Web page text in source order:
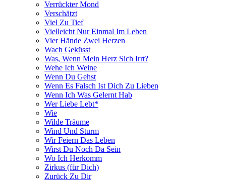
Verrückter Mond
Verschätzt
Viel Zu Tief
Vielleicht Nur Einmal Im Leben
Vier Hände Zwei Herzen
Wach Geküsst
Was, Wenn Mein Herz Sich Irrt?
Wehe Ich Weine
Wenn Du Gehst
Wenn Es Falsch Ist Dich Zu Lieben
Wenn Ich Was Gelernt Hab
Wer Liebe Lebt*
Wie
Wilde Träume
Wind Und Sturm
Wir Feiern Das Leben
Wirst Du Noch Da Sein
Wo Ich Herkomm
Zirkus (für Dich)
Zurück Zu Dir